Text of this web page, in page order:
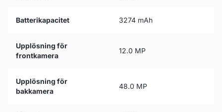
Batterikapacitet 3274 mAh
Upplösning för
frontkamera
12.0 MP
Upplösning för
bakkamera
48.0 MP